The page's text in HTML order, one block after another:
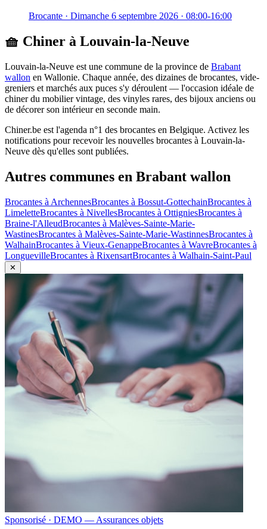
Brocante · Dimanche 6 septembre 2026 · 08:00-16:00
🧺 Chiner à Louvain-la-Neuve
Louvain-la-Neuve est une commune de la province de Brabant
wallon en Wallonie. Chaque année, des dizaines de brocantes, vide-
greniers et marchés aux puces s'y déroulent — l'occasion idéale de
chiner du mobilier vintage, des vinyles rares, des bijoux anciens ou
de décorer son intérieur en seconde main.
Chiner.be est l'agenda n°1 des brocantes en Belgique. Activez les
notifications pour recevoir les nouvelles brocantes à Louvain-la-
Neuve dès qu'elles sont publiées.
Autres communes en Brabant wallon
Brocantes à ArchennesBrocantes à Bossut-GottechainBrocantes à
LimeletteBrocantes à NivellesBrocantes à OttigniesBrocantes à
Braine-l'AlleudBrocantes à Malèves-Sainte-Marie-
WastinesBrocantes à Malèves-Sainte-Marie-WastinnesBrocantes à
WalhainBrocantes à Vieux-GenappeBrocantes à WavreBrocantes à
LonguevilleBrocantes à RixensartBrocantes à Walhain-Saint-Paul
✕
Sponsorisé · DEMO — Assurances objets